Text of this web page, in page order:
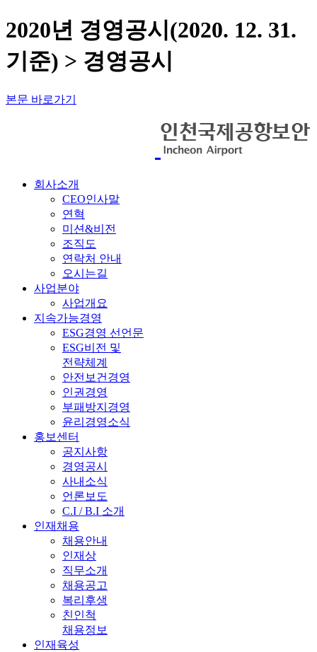
2020년 경영공시(2020. 12. 31.
기준) > 경영공시
본문 바로가기
회사소개
CEO인사말
연혁
미션&비전
조직도
연락처 안내
오시는길
사업분야
사업개요
지속가능경영
ESG경영 선언문
ESG비전 및
전략체계
안전보건경영
인권경영
부패방지경영
윤리경영소식
홍보센터
공지사항
경영공시
사내소식
언론보도
C.I / B.I 소개
인재채용
채용안내
인재상
직무소개
채용공고
복리후생
친인척
채용정보
인재육성